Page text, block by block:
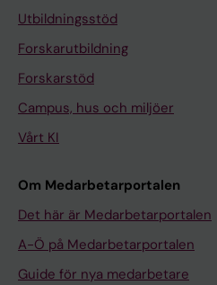
Utbildningsstöd
Forskarutbildning
Forskarstöd
Campus, hus och miljöer
Vårt KI
Om Medarbetarportalen
Det här är Medarbetarportalen
A-Ö på Medarbetarportalen
Guide för nya medarbetare